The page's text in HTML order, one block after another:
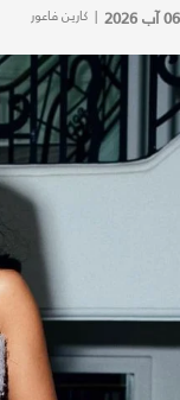
06 آب 2026 | كارين فاعور